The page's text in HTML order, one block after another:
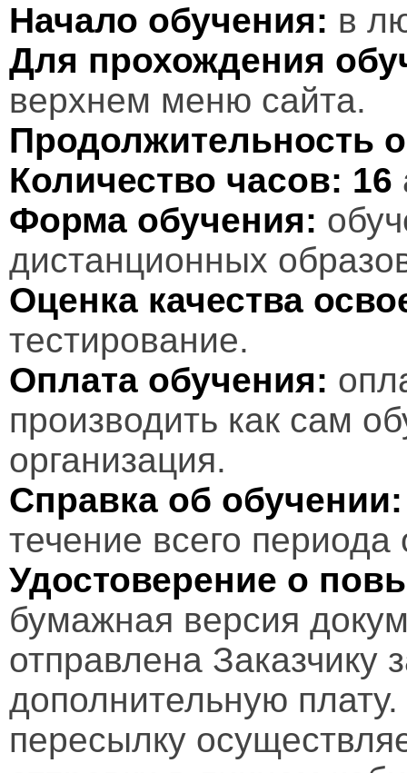
Начало обучения: в
Для прохождения
верхнем меню сайта.
Продолжительность
Количество часов: 16
Форма обучения:
дистанционных
Оценка качества
тестирование.
Оплата обучения:
производить как сам
организация.
Справка об обучении:
течение всего периода
Удостоверение о
бумажная версия
отправлена Заказчику
дополнительную
пересылку